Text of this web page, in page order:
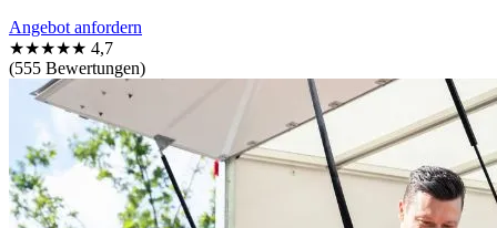
Angebot anfordern
★★★★★ 4,7
(555 Bewertungen)